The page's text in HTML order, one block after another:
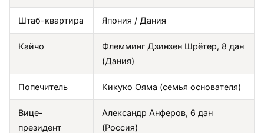
Штаб-квартира Япония / Дания
Кайчо
Флемминг Дзинзен Шрётер, 8 дан
(Дания)
Попечитель Кикуко Ояма (семья основателя)
Вице-
президент
Александр Анферов, 6 дан
(Россия)